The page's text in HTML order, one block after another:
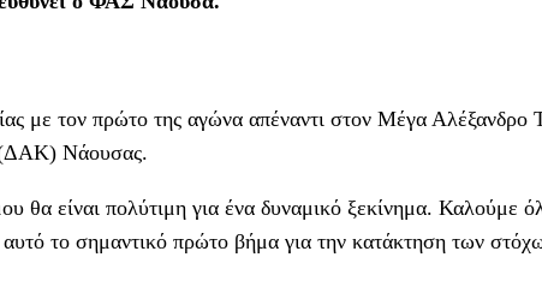
με τον πρώτο της αγώνα απέναντι στον Μέγα
(ΔΑΚ) Νάουσας.
θα είναι πολύτιμη για ένα δυναμικό ξεκίνημα. Καλούμε
το σημαντικό πρώτο βήμα για την κατάκτηση των